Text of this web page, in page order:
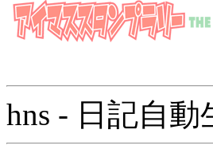
hns - 日記自動